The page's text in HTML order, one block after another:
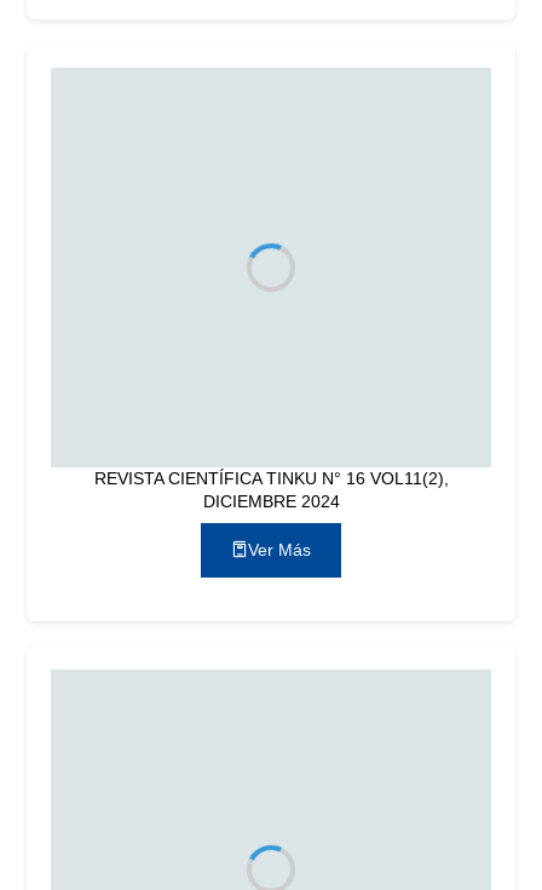
REVISTA CIENTÍFICA TINKU N° 16 VOL11(2),
DICIEMBRE 2024
Ver Más